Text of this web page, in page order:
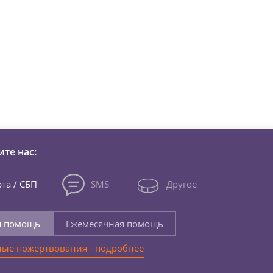
нас:
/ СБП SMS Другое
помощь
Ежемесячная помощь
пожертвования - подробнее